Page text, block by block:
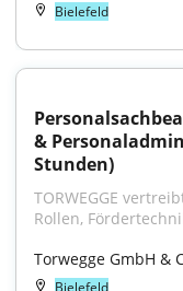
Bielefeld
&
Stunden)
TORWEGGE
Rollen,
Torwegge GmbH &
Bielefeld